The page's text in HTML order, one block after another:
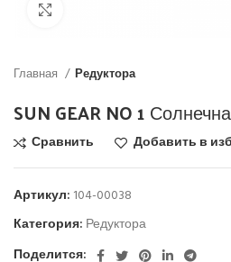
Главная Редуктора
SUN GEAR NO 1
Сравнить Добавить в
Артикул: 104-00038
Категория: Редуктора
Поделится: